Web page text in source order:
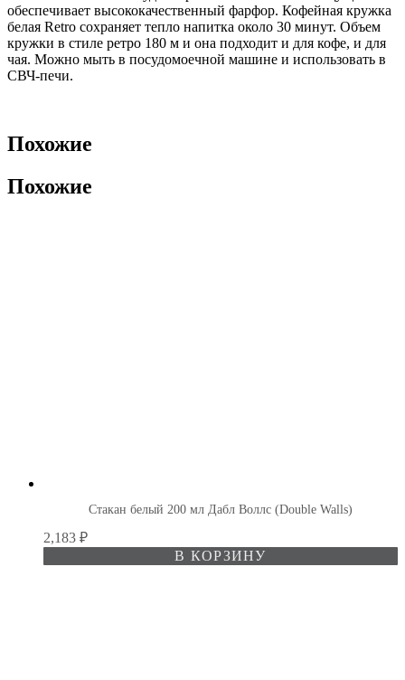
обеспечивает высококачественный фарфор. Кофейная кружка
белая Retro сохраняет тепло напитка около 30 минут. Объем
кружки в стиле ретро 180 м и она подходит и для кофе, и для
чая. Можно мыть в посудомоечной машине и использовать в
СВЧ-печи.
Похожие
Похожие
Стакан белый 200 мл Дабл Воллс (Double Walls)
2,183 ₽
В КОРЗИНУ